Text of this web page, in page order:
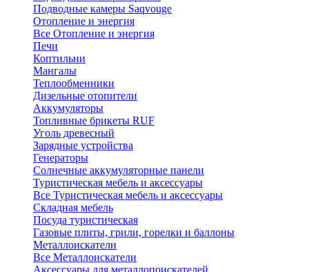
Подводные камеры Saqvouge
Отопление и энергия
Все Отопление и энергия
Печи
Коптильни
Мангалы
Теплообменники
Дизельные отопители
Аккумуляторы
Топливные брикеты RUF
Уголь древесный
Зарядные устройства
Генераторы
Солнечные аккумуляторные панели
Туристическая мебель и аксессуары
Все Туристическая мебель и аксессуары
Складная мебель
Посуда туристическая
Газовые плиты, грили, горелки и баллоны
Металлоискатели
Все Металлоискатели
Аксессуары для металлопоискателей